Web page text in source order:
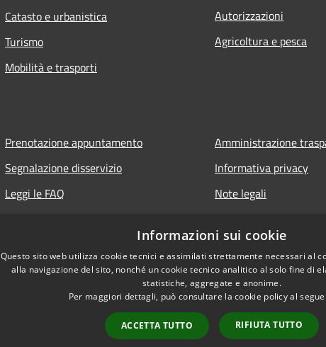
Catasto e urbanistica
Turismo
Mobilità e trasporti
Autorizzazioni
Agricoltura e pesca
Prenotazione appuntamento
Segnalazione disservizio
Leggi le FAQ
Amministrazione
Informativa privacy
Note legali
Informazioni sui cookie
Questo sito web utilizza cookie tecnici e assimilati strettamente necessari al
alla navigazione del sito, nonché un cookie tecnico analitico al solo fine di
statistiche, aggregate e anonime.
Per maggiori dettagli, può consultare la cookie policy al
ACCETTA TUTTO RIFIUTA TUTTO